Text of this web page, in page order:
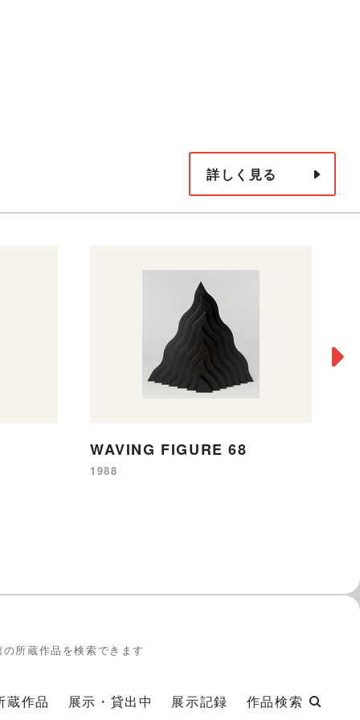
詳しく見る
WAVING FIGURE 68
1988
所蔵作品を検索できます
蔵作品 展示・貸出中 展示記録 作品検索